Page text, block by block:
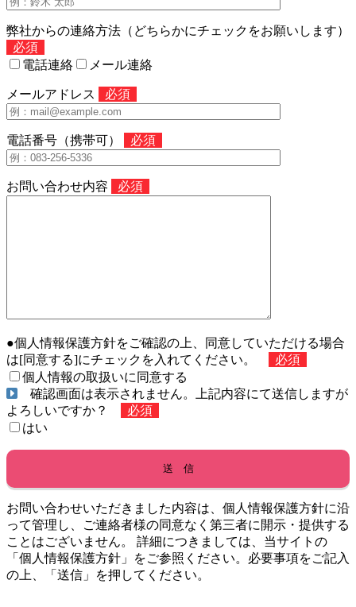
弊社からの連絡方法（どちらかにチェックをお願いします）
必須
電話連絡
メール連絡
メールアドレス 必須
電話番号（携帯可） 必須
お問い合わせ内容 必須
●個人情報保護方針をご確認の上、同意していただける場合
は[同意する]にチェックを入れてください。
必須
個人情報の取扱いに同意する
確認画面は表示されません。上記内容にて送信しますが
よろしいですか？
必須
はい
お問い合わせいただきました内容は、個人情報保護方針に沿
って管理し、ご連絡者様の同意なく第三者に開示・提供する
ことはございません。 詳細につきましては、当サイトの
「個人情報保護方針」をご参照ください。必要事項をご記入
の上、「送信」を押してください。